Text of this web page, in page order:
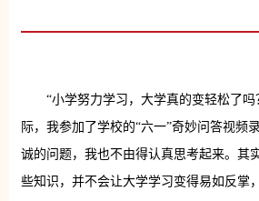
“小学努力学习，大学真的变轻松了吗
际，我参加了学校的“六一”奇妙问答视频
诚的问题，我也不由得认真思考起来。其
些知识，并不会让大学学习变得易如反掌